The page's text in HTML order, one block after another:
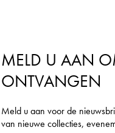
MELD U AAN
ONTVANGEN
Meld u aan voor de
van nieuwe collecties,
toe te